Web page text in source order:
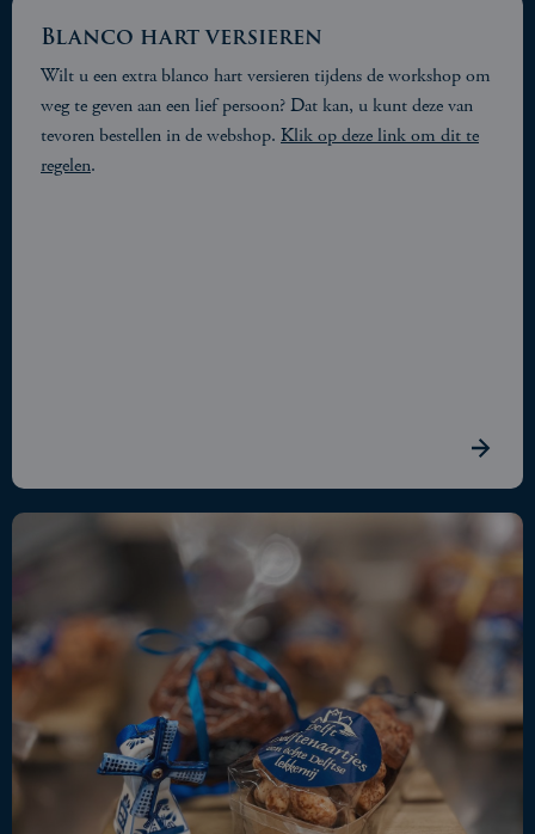
Blanco hart versieren
Wilt u een extra blanco hart versieren tijdens de workshop om
weg te geven aan een lief persoon? Dat kan, u kunt deze van
tevoren bestellen in de webshop. Klik op deze link om dit te
regelen.